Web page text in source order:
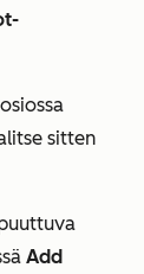
sitten
Add